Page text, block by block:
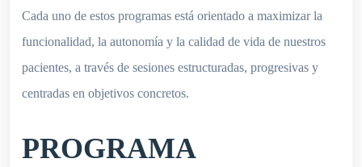
Cada uno de estos programas está orientado a maximizar la
funcionalidad, la autonomía y la calidad de vida de nuestros
pacientes, a través de sesiones estructuradas, progresivas y
centradas en objetivos concretos.
PROGRAMA